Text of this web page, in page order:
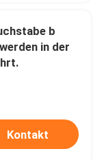
b
in der
Kontakt